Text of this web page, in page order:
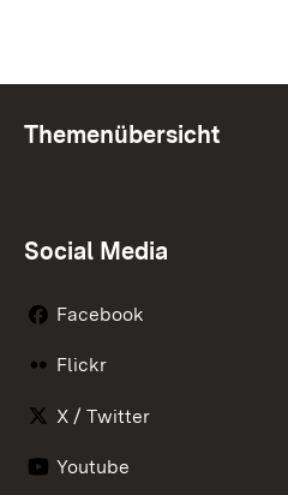
Themenübersicht
Social Media
Facebook
Flickr
X / Twitter
Youtube